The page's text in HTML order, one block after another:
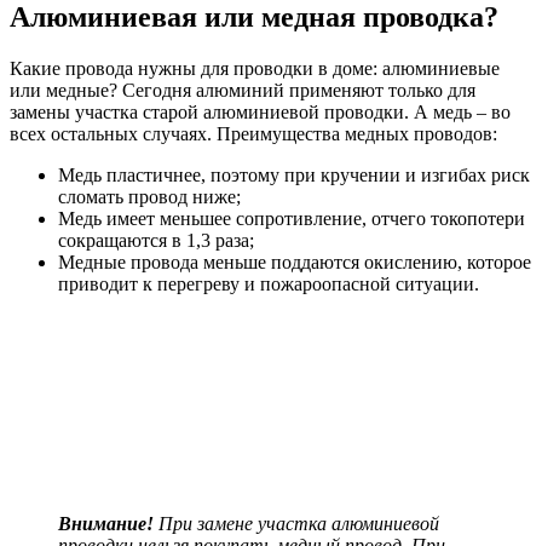
Алюминиевая или медная проводка?
Какие провода нужны для проводки в доме: алюминиевые
или медные? Сегодня алюминий применяют только для
замены участка старой алюминиевой проводки. А медь – во
всех остальных случаях. Преимущества медных проводов:
Медь пластичнее, поэтому при кручении и изгибах риск
сломать провод ниже;
Медь имеет меньшее сопротивление, отчего токопотери
сокращаются в 1,3 раза;
Медные провода меньше поддаются окислению, которое
приводит к перегреву и пожароопасной ситуации.
Внимание! При замене участка алюминиевой